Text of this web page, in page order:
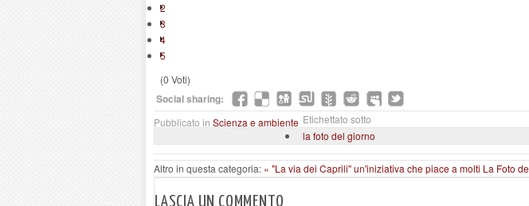
2
3
4
5
(0 Voti)
Social sharing:
Pubblicato in Scienza e ambiente Etichettato sotto
la foto del giorno
Altro in questa categoria: « "La via dei Caprili" un'iniziativa che piace a molti La Foto
LASCIA UN COMMENTO